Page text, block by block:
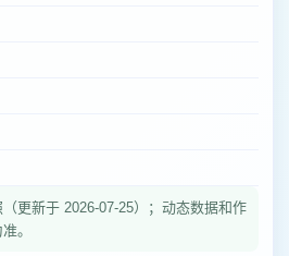
更新于 2026-07-25）；动态数据和作
。